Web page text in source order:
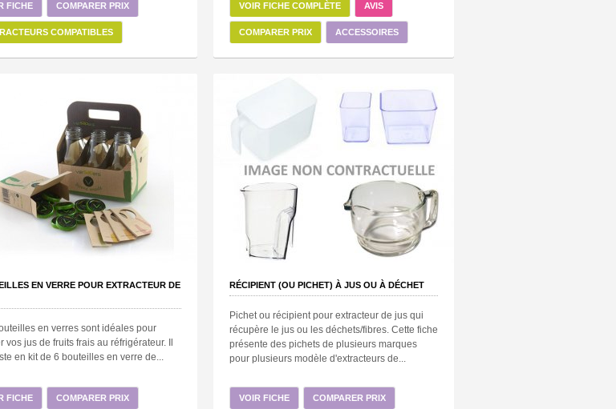
FICHE COMPARER PRIX
COMPATIBLES
VOIR FICHE COMPLÈTE AVIS
COMPARER PRIX ACCESSOIRES
EN VERRE POUR EXTRACTEUR DE
en verres sont idéales pour
vos jus de fruits frais au réfrigérateur. Il
en kit de 6 bouteilles en verre de...
FICHE COMPARER PRIX
RÉCIPIENT (OU PICHET) À JUS OU À DÉCHET
Pichet ou récipient pour extracteur de jus qui
récupère le jus ou les déchets/fibres. Cette fiche
présente des pichets de plusieurs marques
pour plusieurs modèle d'extracteurs de...
VOIR FICHE COMPARER PRIX